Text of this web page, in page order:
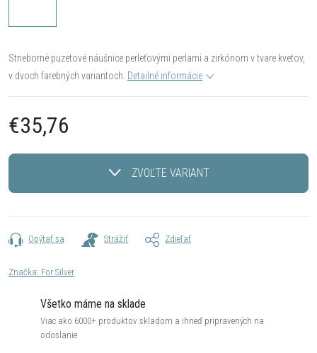
Strieborné puzetové náušnice perleťovými perlami a zirkónom v tvare kvetov,
v dvoch farebných variantoch. Detailné informácie
€35,76
cena:
ZVOĽTE VARIANT
Opýtať sa Strážiť Zdieľať
Značka: For Silver
Všetko máme na sklade
Viac ako 6000+ produktov skladom a ihneď pripravených na
odoslanie